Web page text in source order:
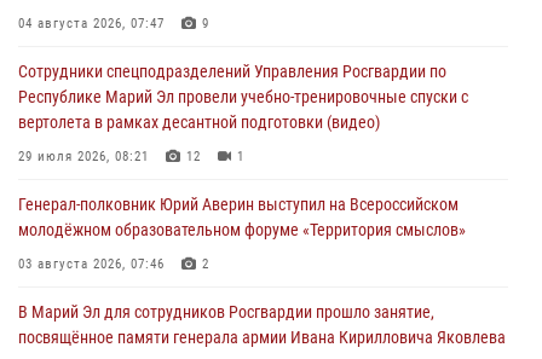
Команда «Росгвардия» принимает участие в военно-спортивном
07 августа 2026, 05:43 10
Представитель вневедомственной охраны Управления Росгвардии
по Республике Марий Эл принял участие в учебно-методическом
06 августа 2026, 09:37 10
В Марий Эл сотрудники ЛРР Росгвардии за прошедший месяц
06 августа 2026, 08:00
04 августа 2026, 07:47 9
Сотрудники спецподразделений Управления Росгвардии по
Республике Марий Эл провели учебно-тренировочные спуски с
вертолета в рамках десантной подготовки (видео)
29 июля 2026, 08:21 12 1
Генерал-полковник Юрий Аверин выступил на Всероссийском
молодёжном образовательном форуме «Территория смыслов»
03 августа 2026, 07:46 2
В Марий Эл для сотрудников Росгвардии прошло занятие,
посвящённое памяти генерала армии Ивана Кирилловича Яковлева